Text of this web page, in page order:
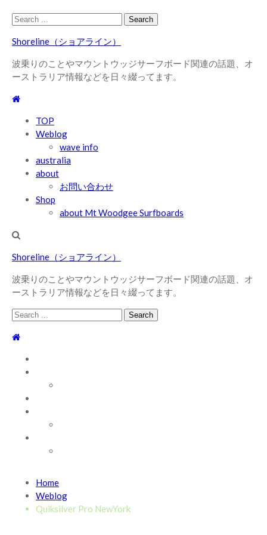
Skip
navigation
Skip
content
Search
Shoreline（ショアライン）
波乗りのことやマウントウッジサーフボード関連の話題、オ
ーストラリア情報などを日々綴ってます。
TOP
Weblog
wave info
australia
about
お問い合わせ
Shop
about Mt Woodgee Surfboards
Shoreline（ショアライン）
波乗りのことやマウントウッジサーフボード関連の話題、オ
ーストラリア情報などを日々綴ってます。
Search
2026/7/28 御前崎方面 よれ入ったダンパー多め
年7月28日
Home
Weblog
Quiksilver Pro NewYork